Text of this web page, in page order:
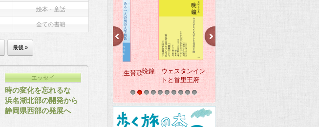
絵本・童話
全ての書籍
最後 »
エッセイ
時の変化を忘れるな
浜名湖北部の開発から
静岡県西部の発展へ
晩鐘 ウェスタンインパク
トと首里王府
1 2 6 7 10